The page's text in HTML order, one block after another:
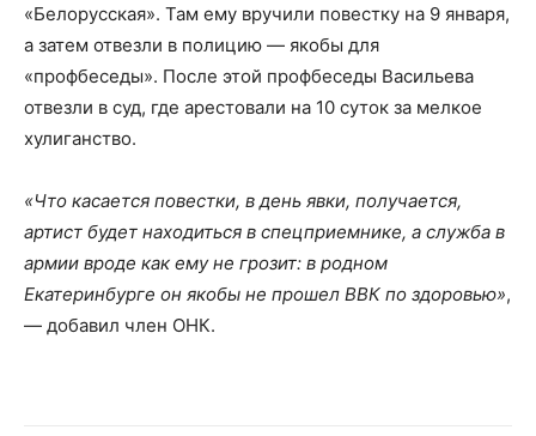
«Белорусская». Там ему вручили повестку на 9 января,
а затем отвезли в полицию — якобы для
«профбеседы». После этой профбеседы Васильева
отвезли в суд, где арестовали на 10 суток за мелкое
хулиганство.
«Что касается повестки, в день явки, получается,
артист будет находиться в спецприемнике, а служба в
армии вроде как ему не грозит: в родном
Екатеринбурге он якобы не прошел ВВК по здоровью»,
— добавил член ОНК.